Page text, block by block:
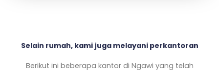
Selain rumah, kami juga melayani perkantoran
Berikut ini beberapa kantor di Ngawi yang telah